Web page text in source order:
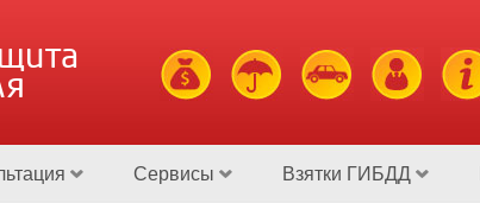
Сервисы Взятки ГИБДД